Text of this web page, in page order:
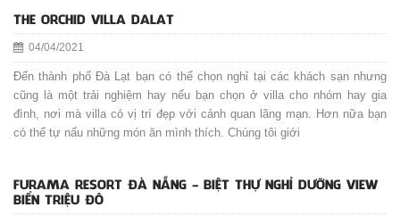
THE ORCHID VILLA DALAT
04/04/2021
Đến thành phố Đà Lạt bạn có thể chọn nghỉ tại các khách sạn nhưng
cũng là một trải nghiệm hay nếu bạn chọn ở villa cho nhóm hay gia
đình, nơi mà villa có vị trí đẹp với cảnh quan lãng mạn. Hơn nữa bạn
có thể tự nấu những món ăn mình thích. Chúng tôi giới
FURAMA RESORT ĐÀ NẴNG - BIỆT THỰ NGHỈ DƯỠNG VIEW
BIỂN TRIỆU ĐÔ